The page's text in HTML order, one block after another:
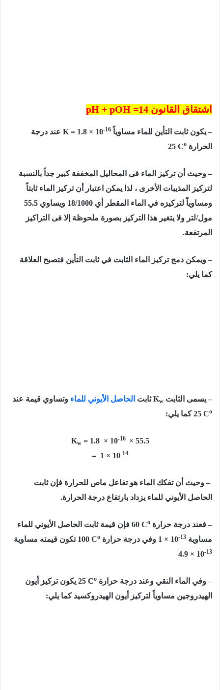
اشتقاق القانون pH + pOH =14
– يكون ثابت التأين للماء مساوياً K = 1.8 × 10-16
عند درجة
الحرارة
25 Co
–وحيث أن تركيز الماء فى المحاليل المخففة كبير جداً بالنسبة
لتركيز المذيبات الأخرى ، لذا يمكن اعتبار أن تركيز الماء ثابتاً
ومساوياً لتركيزه في الماء المقطر أي 1000
/
18 ويساوي 55.5
مول/لتر ولا يتغير هذا التركيز بصورة ملحوظة إلا فى التراكيز
المرتفعة.
– ويمكن دمج تركيز الماء الثابت في ثابت التأين فتصبح العلاقة
كما يلي:
– يسمى الثابت Kw ثابت الحاصل الأيوني للماء وتساوي قيمة عند
25 Co كما يلي:
Kw= 1.8 × 10-16 × 55.5
= 1 × 10-14
– وحيث أن تفكك الماء هو تفاعل ماص للحرارة فإن ثابت
الحاصل الأيوني للماء يزداد بارتفاع درجة الحرارة.
– فعند درجة حرارة 60 Co
فإن قيمة ثابت الحاصل الأيوني للماء
مساوية
1 × 10-13 وفي درجة حرارة 100 Co
تكون قيمته مساوية
4.9 × 10-13
– وفي الماء النقي وعند درجة حرارة 25 Co
يكون تركيز أيون
الهيدروجين مساوياً لتركيز أيون الهيدروكسيد كما يلي: